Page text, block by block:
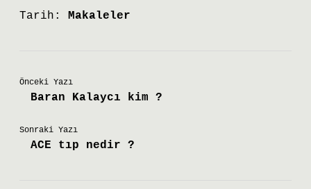
Tarih: Makaleler
Önceki Yazı
Baran Kalaycı kim ?
Sonraki Yazı
ACE tıp nedir ?